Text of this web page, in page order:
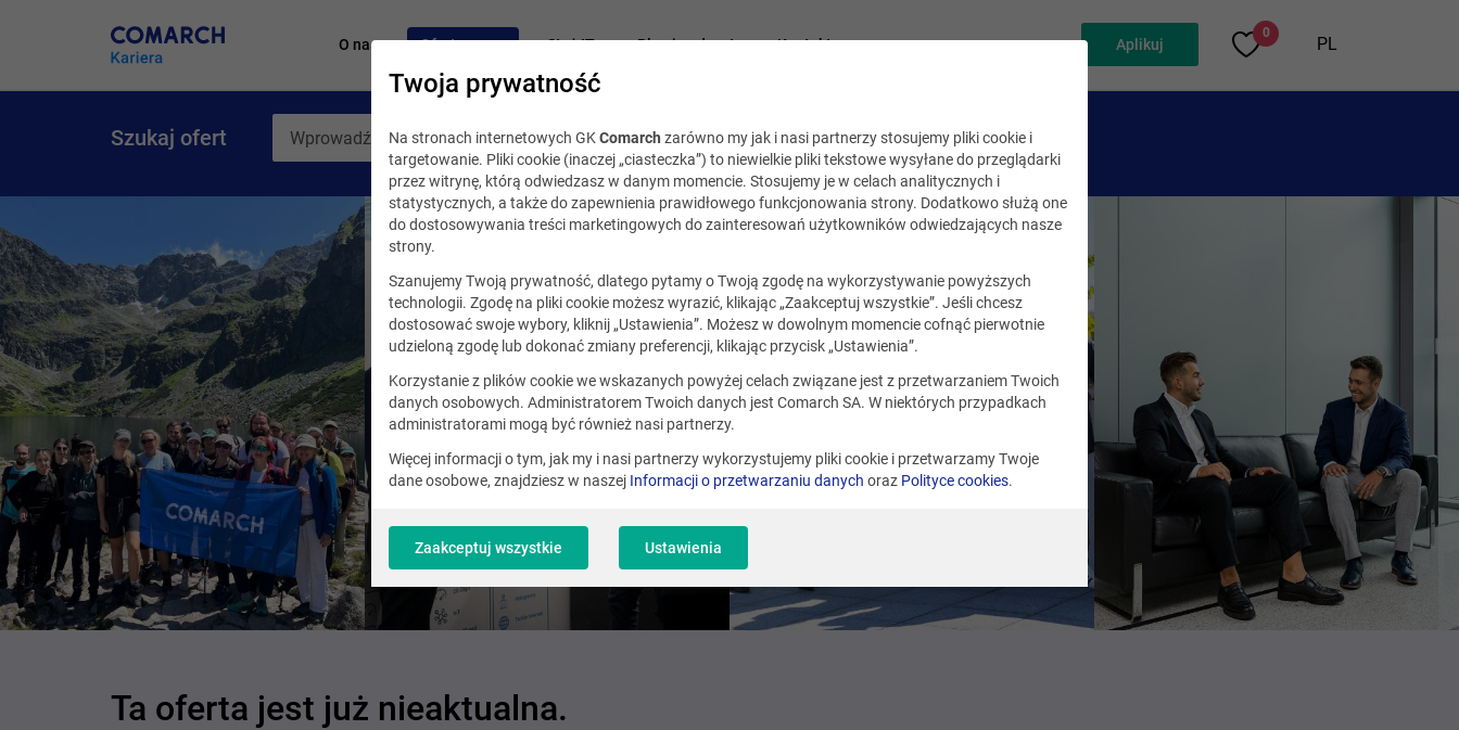
O nas Oferty pracy Staż IT Blog i podcast Kontakt Aplikuj
0
PL
Szukaj ofert
Ta oferta jest już nieaktualna.
Twoja prywatność
Na stronach internetowych GKComarch zarówno my jak i nasi partnerzy stosujemy pliki cookie i
targetowanie. Pliki cookie (inaczej „ciasteczka”) to niewielkie pliki tekstowe wysyłane do przeglądarki
przez witrynę, którą odwiedzasz w danym momencie. Stosujemy je w celach analitycznych i
statystycznych, a także do zapewnienia prawidłowego funkcjonowania strony. Dodatkowo służą one
do dostosowywania treści marketingowych do zainteresowań użytkowników odwiedzających nasze
strony.
Szanujemy Twoją prywatność, dlatego pytamy o Twoją zgodę na wykorzystywanie powyższych
technologii. Zgodę na pliki cookie możesz wyrazić, klikając „Zaakceptuj wszystkie”. Jeśli chcesz
dostosować swoje wybory, kliknij „Ustawienia”. Możesz w dowolnym momencie cofnąć pierwotnie
udzieloną zgodę lub dokonać zmiany preferencji, klikając przycisk „Ustawienia”.
Korzystanie z plików cookie we wskazanych powyżej celach związane jest z przetwarzaniem Twoich
danych osobowych. Administratorem Twoich danych jest Comarch SA. W niektórych przypadkach
administratorami mogą być również nasi partnerzy.
Więcej informacji o tym, jak my i nasi partnerzy wykorzystujemy pliki cookie i przetwarzamy Twoje
dane osobowe, znajdziesz w naszej Informacji o przetwarzaniu danych oraz Polityce cookies.
Zaakceptuj wszystkie Ustawienia